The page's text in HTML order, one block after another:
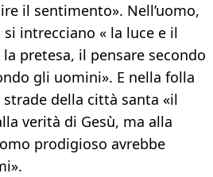
il sentimento». Nell’uomo,
intrecciano « la luce e il
pretesa, il pensare secondo
gli uomini». E nella folla
della città santa «il
verità di Gesù, ma alla
prodigioso avrebbe